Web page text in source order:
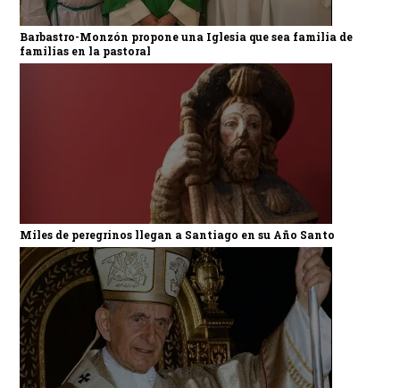
Barbastro-Monzón propone una Iglesia que sea familia de
familias en la pastoral
Miles de peregrinos llegan a Santiago en su Año Santo